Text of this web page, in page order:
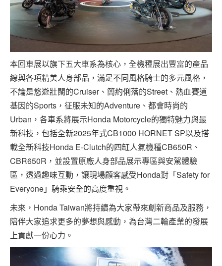
本回車展以旗下五大車系為核心，全機種展出豐富的產品
線與各項精美人身部品，滿足不同風格騎士的多元風格，
不論是悠遊壯闊的Cruiser、簡約俐落的Street、熱血賽道
基因的Sports，征服未知的Adventure、都會時尚的
Urban，各車系將展示Honda Motorcycle的獨特魅力與最
新科技，包括全新2025年式CB1000 HORNET SP以及搭
載全新科技Honda E-Clutch的四缸人氣機種CB650R、
CBR650R，並設置原廠人身部品展示專區與安駕體驗
區，透過趣味互動，讓現場顧客感受Honda對「Safety for
Everyone」騎乘安全的高度重視。
未來，Honda Taiwan將持續為大家帶來創新商品及服務，
陪伴大家追求更多的夢想與感動，為台灣二輪產業的發展
上貢獻一份心力。